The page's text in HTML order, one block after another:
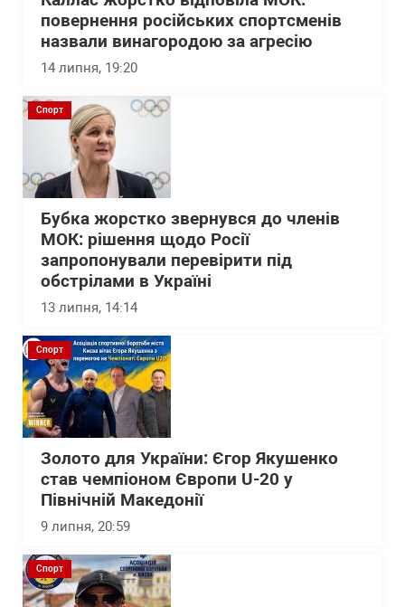
повернення російських спортсменів
назвали винагородою за агресію
14 липня, 19:20
Спорт
Бубка жорстко звернувся до членів
МОК: рішення щодо Росії
запропонували перевірити під
обстрілами в Україні
13 липня, 14:14
Спорт
Золото для України: Єгор Якушенко
став чемпіоном Європи U-20 у
Північній Македонії
9 липня, 20:59
Спорт